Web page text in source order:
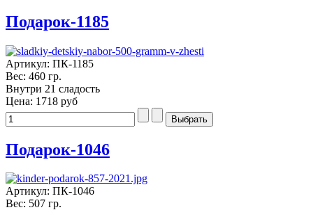
Подарок-1185
Артикул: ПК-1185
Вес: 460 гр.
Внутри 21 сладость
Цена: 1718 руб
Подарок-1046
Артикул: ПК-1046
Вес: 507 гр.